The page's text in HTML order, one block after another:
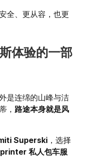
全、更从容，也更
体验的一部
是连绵的山峰与洁
， 路途本身就是风
Superski ，选择
私人包车服